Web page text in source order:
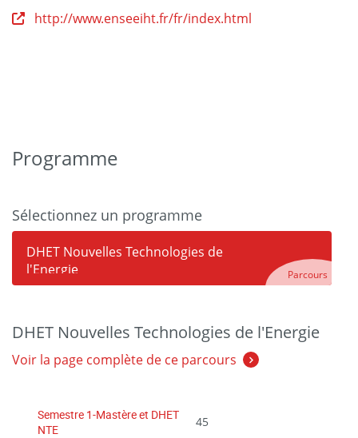
http://www.enseeiht.fr/fr/index.html
Programme
Sélectionnez un programme
DHET Nouvelles Technologies de
l'Energie
Parcours
DHET Nouvelles Technologies de l'Energie
Voir la page complète de ce parcours
Semestre 1-Mastère et DHET
NTE
45